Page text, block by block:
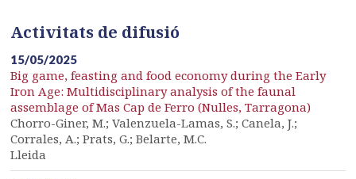
Activitats de difusió
15/05/2025
Big game, feasting and food economy during the Early
Iron Age: Multidisciplinary analysis of the faunal
assemblage of Mas Cap de Ferro (Nulles, Tarragona)
Chorro-Giner, M.; Valenzuela-Lamas, S.; Canela, J.;
Corrales, A.; Prats, G.; Belarte, M.C.
Lleida